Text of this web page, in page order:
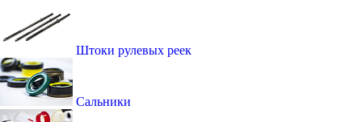
Штоки рулевых реек
Сальники